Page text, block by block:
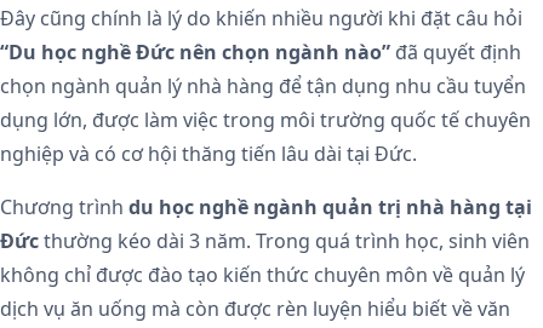
Đây cũng chính là lý do khiến nhiều người khi đặt câu hỏi
“Du học nghề Đức nên chọn ngành nào” đã quyết định
chọn ngành quản lý nhà hàng để tận dụng nhu cầu tuyển
dụng lớn, được làm việc trong môi trường quốc tế chuyên
nghiệp và có cơ hội thăng tiến lâu dài tại Đức.
Chương trình du học nghề ngành quản trị nhà hàng tại
Đứcthường kéo dài 3 năm. Trong quá trình học, sinh viên
không chỉ được đào tạo kiến thức chuyên môn về quản lý
dịch vụ ăn uống mà còn được rèn luyện hiểu biết về văn